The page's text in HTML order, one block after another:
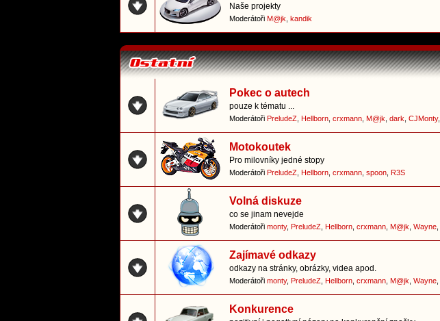
Naše projekty
Moderátoři M@jk kandik
Pokec o autech
pouze k tématu ...
Moderátoři PreludeZ, Hellborn, crxmann, M@jk dark CJMonty,
Motokoutek
Pro milovníky jedné stopy
Moderátoři PreludeZ, Hellborn, crxmann, spoon, R3S
Volná diskuze
co se jinam nevejde
Moderátoři monty, PreludeZ, Hellborn, crxmann, M@jk Wayne,
Zajímavé odkazy
odkazy na stránky, obrázky, videa apod.
Moderátoři monty, PreludeZ, Hellborn, crxmann, M@jk Wayne,
Konkurence